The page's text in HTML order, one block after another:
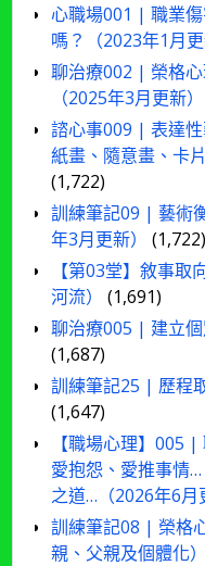
心職場001 | 職業
嗎？（2023年1月更
聊治療002 | 榮格
（2025年3月更新）
諮心事009 | 表達
紙畫、隨意畫、卡
(1,722)
訓練筆記09 | 藝術
年3月更新）
(1,722)
【第03堂】敘事
河流）
(1,691)
聊治療005 | 建立
(1,687)
訓練筆記25 | 歷程
(1,647)
【職場心理】005
愛抱怨、愛推事情
之道…（2026年6月
訓練筆記08 | 榮格
親、父親及個體化